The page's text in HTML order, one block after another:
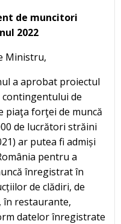
de muncitori
2022
Ministru,
a aprobat proiectul
de
piaţa forţei de muncă
de lucrători străini
ar putea fi admiși
pentru a
înregistrat în
de clădiri, de
restaurante,
datelor înregistrate